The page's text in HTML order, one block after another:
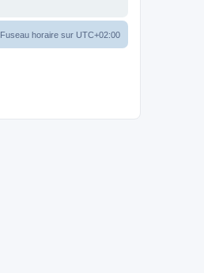
Fuseau horaire sur UTC+02:00